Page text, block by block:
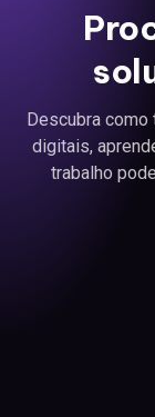
Descubra
digitais,
trabalho